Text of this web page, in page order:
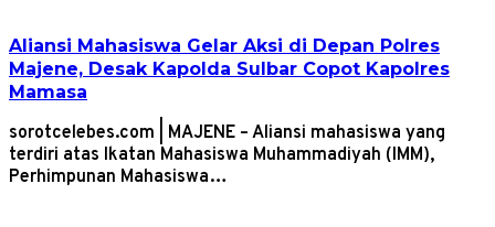
Aliansi Mahasiswa Gelar Aksi di Depan Polres
Majene, Desak Kapolda Sulbar Copot Kapolres
Mamasa
sorotcelebes.com | MAJENE – Aliansi mahasiswa yang
terdiri atas Ikatan Mahasiswa Muhammadiyah (IMM),
Perhimpunan Mahasiswa…